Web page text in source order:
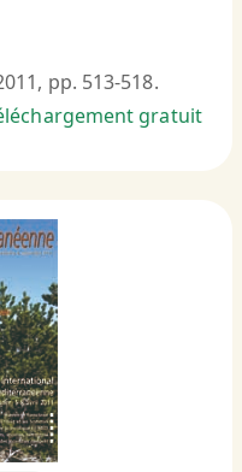
pp. 513-518.
gratuit